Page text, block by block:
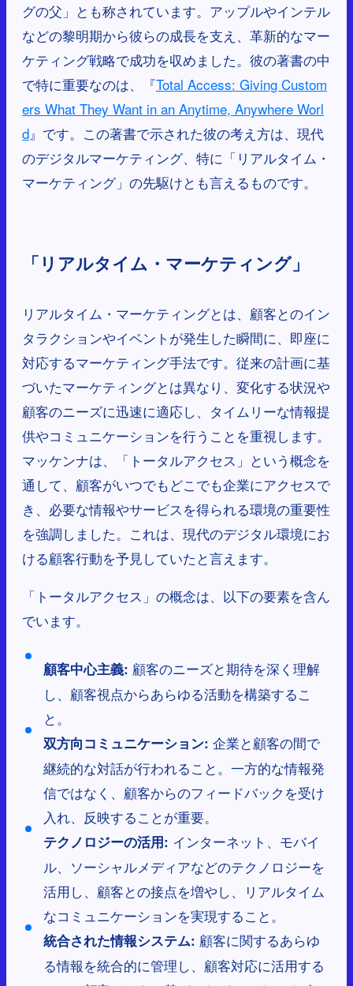
グの父」とも称されています。アップルやインテル
などの黎明期から彼らの成長を支え、革新的なマー
ケティング戦略で成功を収めました。彼の著書の中
で特に重要なのは、『Total Access: Giving Custom
ers What They Want in an Anytime, Anywhere Worl
d』です。この著書で示された彼の考え方は、現代
のデジタルマーケティング、特に「リアルタイム・
マーケティング」の先駆けとも言えるものです。
「リアルタイム・マーケティング」
リアルタイム・マーケティングとは、顧客とのイン
タラクションやイベントが発生した瞬間に、即座に
対応するマーケティング手法です。従来の計画に基
づいたマーケティングとは異なり、変化する状況や
顧客のニーズに迅速に適応し、タイムリーな情報提
供やコミュニケーションを行うことを重視します。
マッケンナは、「トータルアクセス」という概念を
通して、顧客がいつでもどこでも企業にアクセスで
き、必要な情報やサービスを得られる環境の重要性
を強調しました。これは、現代のデジタル環境にお
ける顧客行動を予見していたと言えます。
「トータルアクセス」の概念は、以下の要素を含ん
でいます。
顧客中心主義: 顧客のニーズと期待を深く理解
し、顧客視点からあらゆる活動を構築するこ
と。
双方向コミュニケーション: 企業と顧客の間で
継続的な対話が行われること。一方的な情報発
信ではなく、顧客からのフィードバックを受け
入れ、反映することが重要。
テクノロジーの活用: インターネット、モバイ
ル、ソーシャルメディアなどのテクノロジーを
活用し、顧客との接点を増やし、リアルタイム
なコミュニケーションを実現すること。
統合された情報システム: 顧客に関するあらゆ
る情報を統合的に管理し、顧客対応に活用する